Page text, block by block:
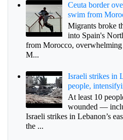
Ceuta border
swim from
Migrants broke
into Spain's
from Morocco,
M...
Israeli strikes in
people,
At least 10
wounded —
Israeli strikes in Lebanon’s
the ...